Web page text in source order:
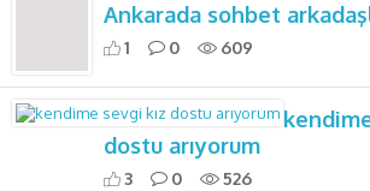
Ankarada sohbet
1 0 609
dostu arıyorum
3 0 526